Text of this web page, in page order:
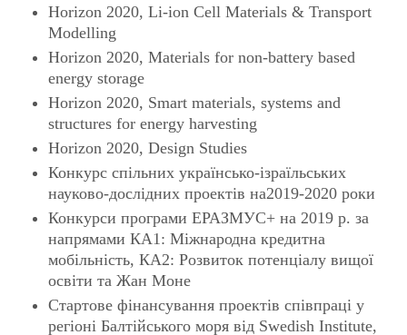
Horizon 2020, Li-ion Cell Materials & Transport
Modelling
Horizon 2020, Materials for non-battery based
energy storage
Horizon 2020, Smart materials, systems and
structures for energy harvesting
Horizon 2020, Design Studies
Конкурс спільних українсько-ізраїльських
науково-дослідних проектів на2019-2020 роки
Конкурси програми ЕРАЗМУС+ на 2019 р. за
напрямами КА1: Міжнародна кредитна
мобільність, КА2: Розвиток потенціалу вищої
освіти та Жан Моне
Стартове фінансування проектів співпраці у
регіоні Балтійського моря від Swedish Institute,